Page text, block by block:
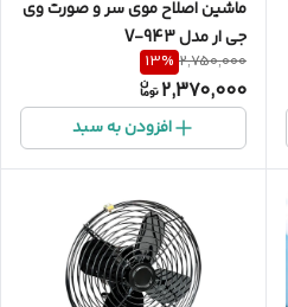
ماشین اصلاح موی سر و صورت وی
جی ار مدل V-943
2,750,000
13%
2,370,000
افزودن به سبد